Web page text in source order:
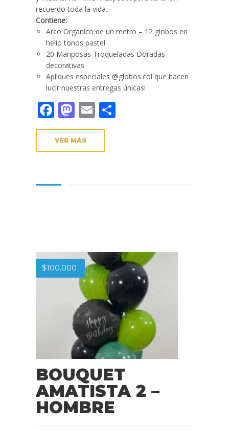
recuerdo toda la vida.
Contiene:
Arco Orgánico de un metro – 12 globos en
helio tonos pastel
20 Mariposas Troqueladas Doradas
decorativas
Apliques especiales @globos.col que hacen
lucir nuestras entregas únicas!
Facebook
Mastodon
Email
VER MÁS
$100.000
BOUQUET
AMATISTA 2 –
HOMBRE